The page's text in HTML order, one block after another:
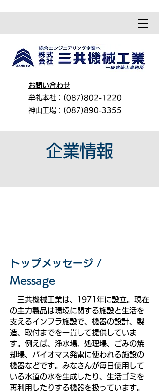
お問い合わせ
牟礼本社：(087)802-1220
神山工場：(087)890-3355
企業情報
トップメッセージ /
Message
三共機械工業は、1971年に設立。現在
の主力製品は環境に関する施設と生活を
支えるインフラ施設で、機器の設計、製
造、取付までを一貫して提供していま
す。例えば、浄水場、処理場、ごみの焼
却場、バイオマス発電に使われる施設の
機器などです。みなさんが毎日使用して
いる水道の水を生成したり、生活ゴミを
再利用したりする機器を扱っています。